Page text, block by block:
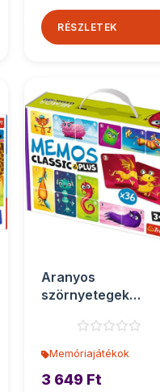
RÉSZLETEK
Aranyos
szörnyetegek
memória játék 36...
Memóriajátékok
3 649 Ft